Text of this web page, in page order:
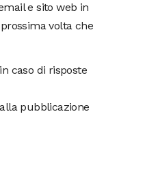
e sito web in
volta che
caso di risposte
pubblicazione